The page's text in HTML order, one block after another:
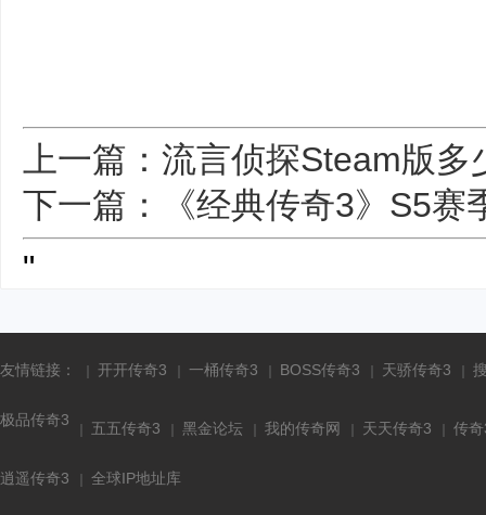
上一篇：流言侦探Steam版多
下一篇：《经典传奇3》S5赛
"
友情链接： 开开传奇3 一桶传奇3 BOSS传奇3 天骄传奇3
极品传奇3 五五传奇3 黑金论坛 我的传奇网 天天传奇3 传
逍遥传奇3 全球IP地址库